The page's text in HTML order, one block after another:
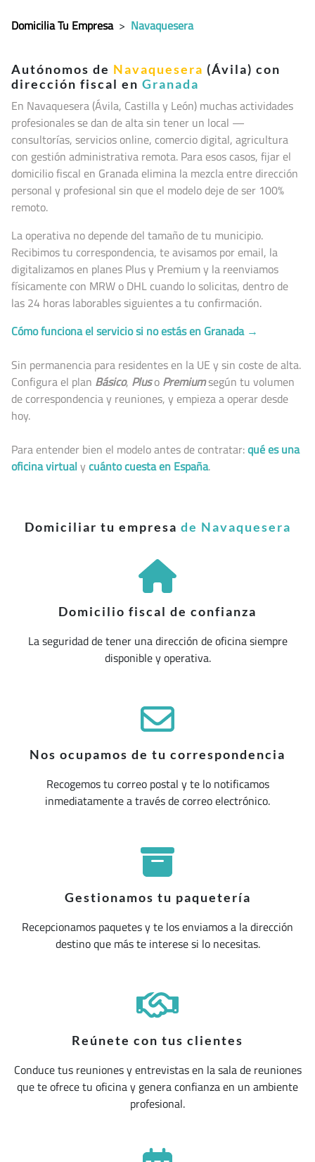
Domicilia Tu Empresa > Navaquesera
Autónomos de Navaquesera (Ávila) con
dirección fiscal en Granada
En Navaquesera (Ávila, Castilla y León) muchas actividades
profesionales se dan de alta sin tener un local —
consultorías, servicios online, comercio digital, agricultura
con gestión administrativa remota. Para esos casos, fijar el
domicilio fiscal en Granada elimina la mezcla entre dirección
personal y profesional sin que el modelo deje de ser 100%
remoto.
La operativa no depende del tamaño de tu municipio.
Recibimos tu correspondencia, te avisamos por email, la
digitalizamos en planes Plus y Premium y la reenviamos
físicamente con MRW o DHL cuando lo solicitas, dentro de
las 24 horas laborables siguientes a tu confirmación.
Cómo funciona el servicio si no estás en Granada →
Sin permanencia para residentes en la UE y sin coste de alta.
Configura el plan Básico, Pluso Premiumsegún tu volumen
de correspondencia y reuniones, y empieza a operar desde
hoy.
Para entender bien el modelo antes de contratar:qué es una
oficina virtual ycuánto cuesta en España.
Domiciliar tu empresa de Navaquesera
Domicilio fiscal de confianza
La seguridad de tener una dirección de oficina siempre
disponible y operativa.
Nos ocupamos de tu correspondencia
Recogemos tu correo postal y te lo notificamos
inmediatamente a través de correo electrónico.
Gestionamos tu paquetería
Recepcionamos paquetes y te los enviamos a la dirección
destino que más te interese si lo necesitas.
Reúnete con tus clientes
Conduce tus reuniones y entrevistas en la sala de reuniones
que te ofrece tu oficina y genera confianza en un ambiente
profesional.